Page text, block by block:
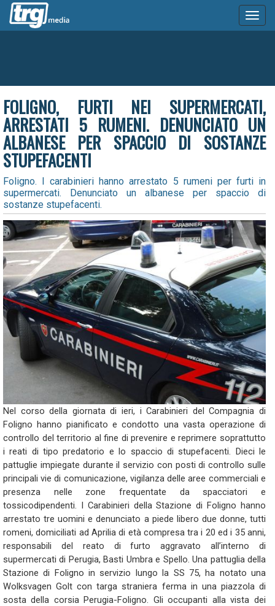
FOLIGNO, FURTI NEI SUPERMERCATI,
ARRESTATI 5 RUMENI. DENUNCIATO UN
ALBANESE PER SPACCIO DI SOSTANZE
STUPEFACENTI
Foligno. I carabinieri hanno arrestato 5 rumeni per furti in
supermercati. Denunciato un albanese per spaccio di
sostanze stupefacenti.
Nel corso della giornata di ieri, i Carabinieri del Compagnia di
Foligno hanno pianificato e condotto una vasta operazione di
controllo del territorio al fine di prevenire e reprimere soprattutto
i reati di tipo predatorio e lo spaccio di stupefacenti. Dieci le
pattuglie impiegate durante il servizio con posti di controllo sulle
principali vie di comunicazione, vigilanza delle aree commerciali e
presenza nelle zone frequentate da spacciatori e
tossicodipendenti. I Carabinieri della Stazione di Foligno hanno
arrestato tre uomini e denunciato a piede libero due donne, tutti
romeni, domiciliati ad Aprilia di età compresa tra i 20 ed i 35 anni,
responsabili del reato di furto aggravato all’interno di
supermercati di Perugia, Basti Umbra e Spello. Una pattuglia della
Stazione di Foligno in servizio lungo la SS 75, ha notato una
Wolksvagen Golt con targa straniera ferma in una piazzola di
sosta della corsia Perugia-Foligno. Gli occupanti alla vista dei